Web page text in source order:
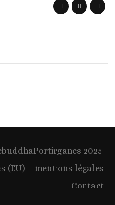
2025
(EU)
mentions légales
Contact